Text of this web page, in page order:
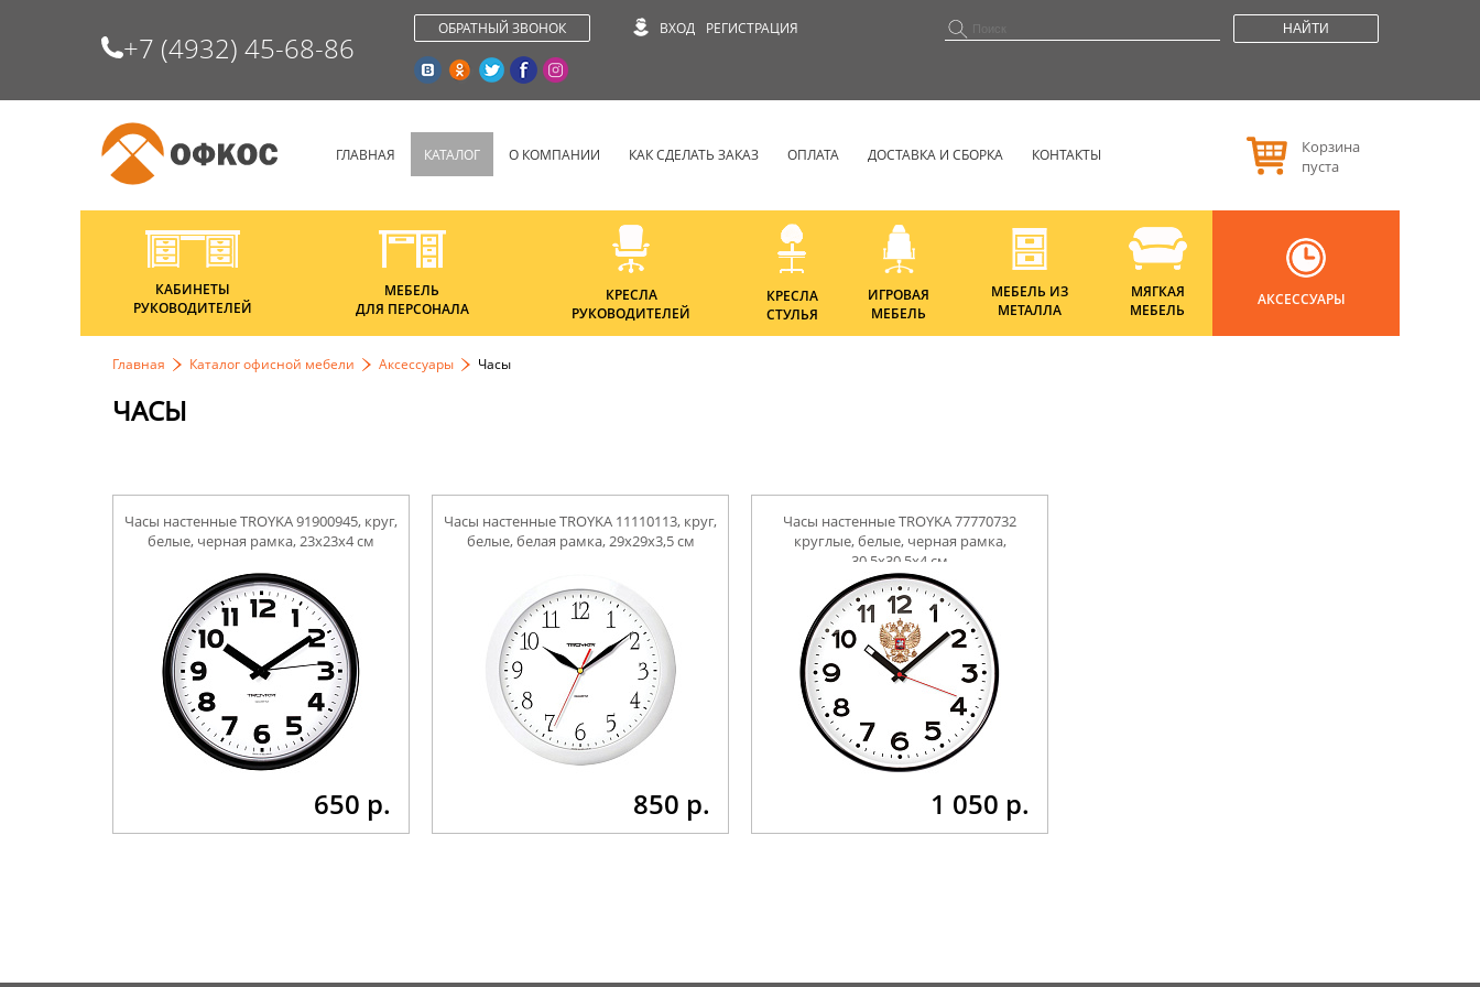
+7 (4932) 45-68-86
ОБРАТНЫЙ ЗВОНОК ВХОД РЕГИСТРАЦИЯ НАЙТИ
ГЛАВНАЯ КАТАЛОГ О КОМПАНИИ КАК СДЕЛАТЬ ЗАКАЗ ОПЛАТА ДОСТАВКА И СБОРКА КОНТАКТЫ
Корзина
пуста
КАБИНЕТЫ
РУКОВОДИТЕЛЕЙ
МЕБЕЛЬ
ДЛЯ ПЕРСОНАЛА
КРЕСЛА
РУКОВОДИТЕЛЕЙ
КРЕСЛА
СТУЛЬЯ
ИГРОВАЯ
МЕБЕЛЬ
МЕБЕЛЬ ИЗ
МЕТАЛЛА
МЯГКАЯ
МЕБЕЛЬ
АКСЕССУАРЫ
Главная Каталог офисной мебели Аксессуары Часы
ЧАСЫ
Часы настенные TROYKA 91900945, круг,
белые, черная рамка, 23х23х4 см
650 р.
Часы настенные TROYKA 11110113, круг,
белые, белая рамка, 29х29х3,5 см
850 р.
Часы настенные TROYKA 77770732
круглые, белые, черная рамка,
30,5х30,5х4 см
1 050 р.